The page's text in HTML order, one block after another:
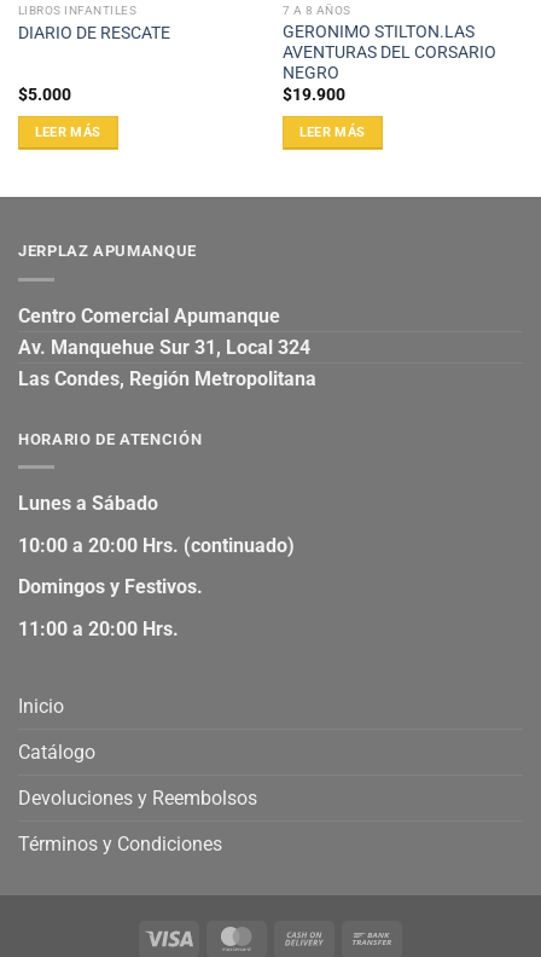
LIBROS INFANTILES
DIARIO DE RESCATE
$5.000
LEER MÁS
7 A 8 AÑOS
GERONIMO STILTON.LAS
AVENTURAS DEL CORSARIO
NEGRO
$19.900
LEER MÁS
JERPLAZ APUMANQUE
Centro Comercial Apumanque
Av. Manquehue Sur 31, Local 324
Las Condes, Región Metropolitana
HORARIO DE ATENCIÓN
Lunes a Sábado
10:00 a 20:00 Hrs. (continuado)
Domingos y Festivos.
11:00 a 20:00 Hrs.
Inicio
Catálogo
Devoluciones y Reembolsos
Términos y Condiciones